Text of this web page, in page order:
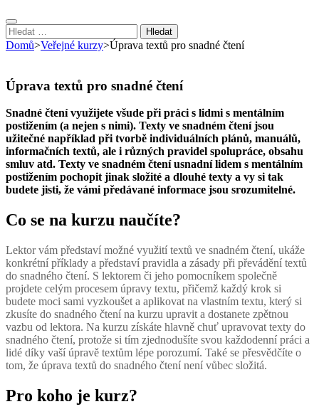
Vyhledávání
Domů>Veřejné kurzy>Úprava textů pro snadné čtení
Úprava textů pro snadné čtení
Snadné čtení využijete všude při práci s lidmi s mentálním
postižením (a nejen s nimi). Texty ve snadném čtení jsou
užitečné například při tvorbě individuálních plánů, manuálů,
informačních textů, ale i různých pravidel spolupráce, obsahu
smluv atd. Texty ve snadném čtení usnadní lidem s mentálním
postižením pochopit jinak složité a dlouhé texty a vy si tak
budete jisti, že vámi předávané informace jsou srozumitelné.
Co se na kurzu naučíte?
Lektor vám představí možné využití textů ve snadném čtení, ukáže
konkrétní příklady a představí pravidla a zásady při převádění textů
do snadného čtení. S lektorem či jeho pomocníkem společně
projdete celým procesem úpravy textu, přičemž každý krok si
budete moci sami vyzkoušet a aplikovat na vlastním textu, který si
zkusíte do snadného čtení na kurzu upravit a dostanete zpětnou
vazbu od lektora. Na kurzu získáte hlavně chuť upravovat texty do
snadného čtení, protože si tím zjednodušíte svou každodenní práci a
lidé díky vaší úpravě textům lépe porozumí. Také se přesvědčíte o
tom, že úprava textů do snadného čtení není vůbec složitá.
Pro koho je kurz?